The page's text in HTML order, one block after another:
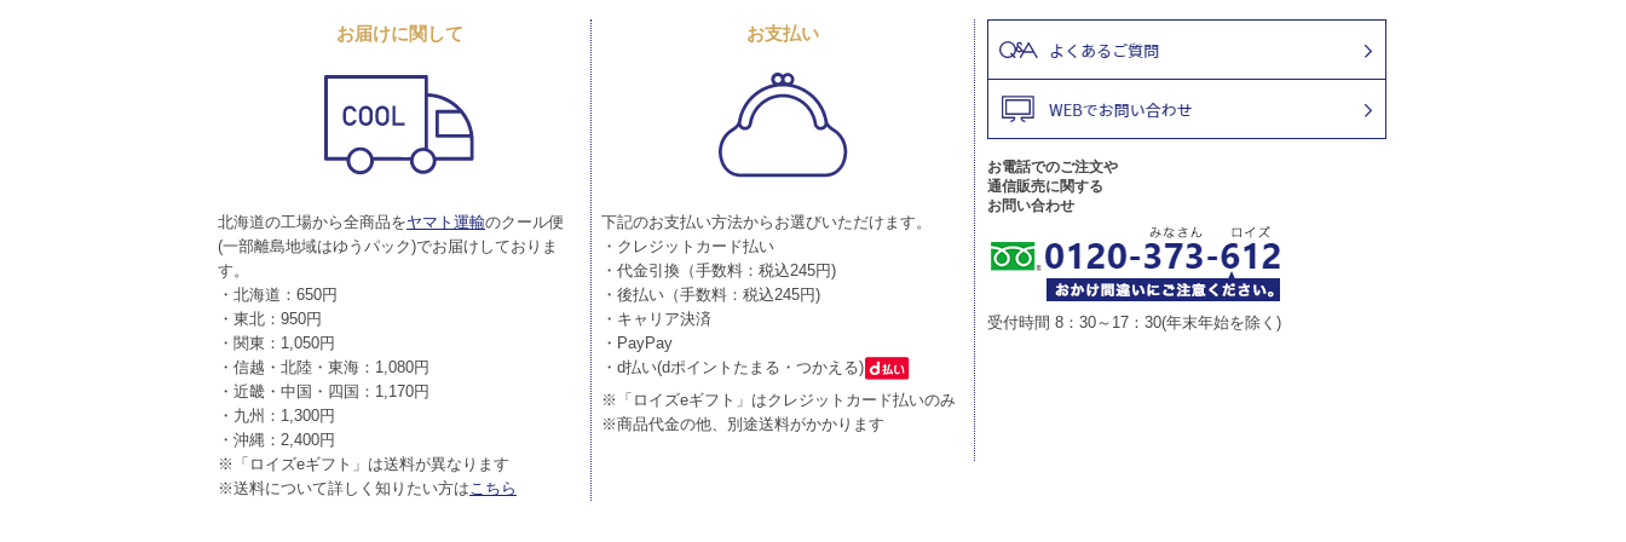
お届けに関して
北海道の工場から全商品をヤマト運輸のクール便
(一部離島地域はゆうパック)でお届けしておりま
す。
・北海道：650円
・東北：950円
・関東：1,050円
・信越・北陸・東海：1,080円
・近畿・中国・四国：1,170円
・九州：1,300円
・沖縄：2,400円
※「ロイズeギフト」は送料が異なります
※送料について詳しく知りたい方はこちら
お支払い
下記のお支払い方法からお選びいただけます。
・クレジットカード払い
・代金引換（手数料：税込245円)
・後払い（手数料：税込245円)
・キャリア決済
・PayPay
・d払い(dポイントたまる・つかえる)
※「ロイズeギフト」はクレジットカード払いのみ
※商品代金の他、別途送料がかかります
お電話でのご注文や
通信販売に関する
お問い合わせ
受付時間 8：30～17：30(年末年始を除く)